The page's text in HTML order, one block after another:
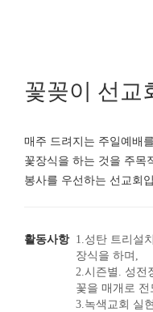
꽃꽂이 선교
매주 드려지는 주일예배
꽃장식을 하는 것을 주목
봉사를 우선하는 선교회
활동사항
1.성탄 트리설
장식을 하며,
2.시즌별. 성전
꽃을 매개로 전
3.녹색교회 실